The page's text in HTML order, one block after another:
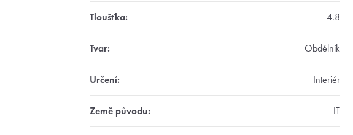
Tloušťka: 4.8
Tvar: Obdélník
Určení: Interiér
Země původu: IT